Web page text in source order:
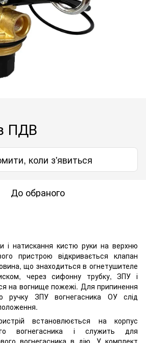
ПДВ
коли з'явиться
До обраного
і натискання кистю руки на верхню
пристрою відкривається клапан
що знаходиться в огнетушителе
через сифонну трубку, ЗПУ і
на вогнище пожежі. Для припинення
ручку ЗПУ вогнегасника ОУ слід
встановлюється на корпус
вогнегасника і служить для
вогнегасника в дію. У комплект